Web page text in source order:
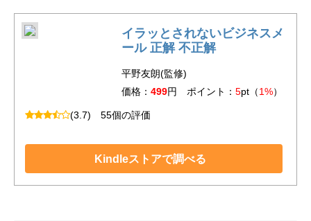
イラッとされないビジネスメ
ール 正解 不正解
平野友朗(監修)
価格： 499円 ポイント： 5pt（1%）
(3.7) 55個の評価
Kindleストアで調べる